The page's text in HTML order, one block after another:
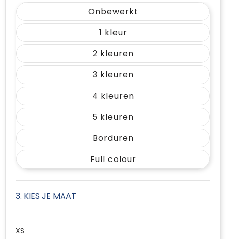
Onbewerkt
1
2
3
4
5
Borduren
Full colour
3. KIES JE MAAT
XS